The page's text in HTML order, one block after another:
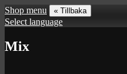
Shop menu « Tillbaka
Select language
Mix